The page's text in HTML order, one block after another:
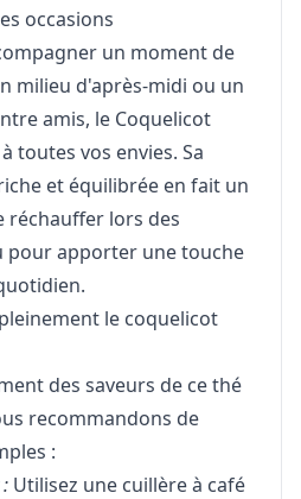
occasions
un moment de
milieu d'après-midi ou un
amis, le Coquelicot
toutes vos envies. Sa
et équilibrée en fait un
réchauffer lors des
pour apporter une touche
le coquelicot
des saveurs de ce thé
recommandons de
:
Utilisez une cuillère à café